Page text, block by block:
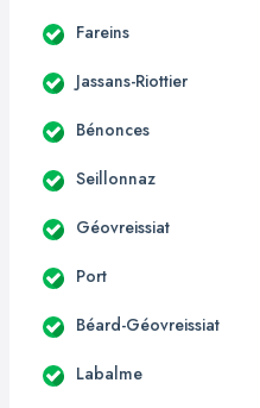
Fareins
Jassans-Riottier
Bénonces
Seillonnaz
Géovreissiat
Port
Béard-Géovreissiat
Labalme